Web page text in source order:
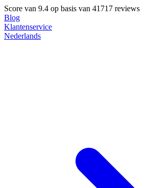
Score van 9.4 op basis van 41717 reviews
Blog
Klantenservice
Nederlands